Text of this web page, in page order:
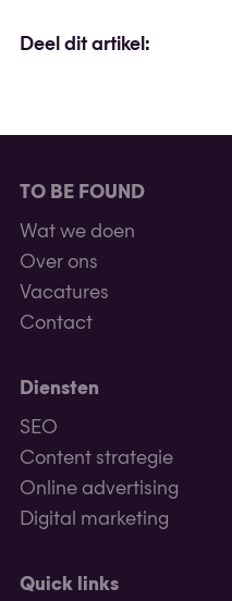
Deel dit artikel:
TO BE FOUND
Wat we doen
Over ons
Vacatures
Contact
Diensten
SEO
Content strategie
Online advertising
Digital marketing
Quick links